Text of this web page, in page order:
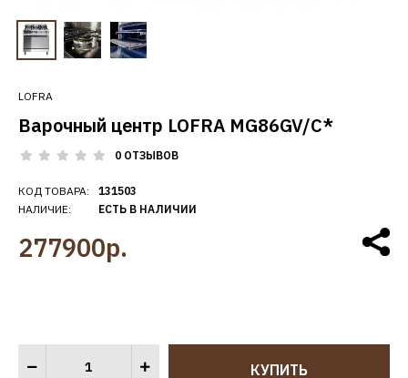
LOFRA
Варочный центр LOFRA MG86GV/C*
0 ОТЗЫВОВ
КОД ТОВАРА:
НАЛИЧИЕ:
131503
ЕСТЬ В НАЛИЧИИ
277900р.